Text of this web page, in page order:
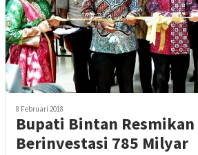
8 Februari 2018
Bupati Bintan
Berinvestasi 785 Milyar